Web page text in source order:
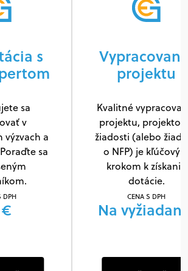
s
sa
v
výzvach a
sa
DPH
projektu
Kvalitné
projektu,
žiadosti (alebo
o NFP) je
krokom k získaniu
dotácie.
CENA S DPH
Na
Grantový radar
Zadarmo
žiadnu novú grantovú
sledujeme granty a dotácie. Stačí zadať